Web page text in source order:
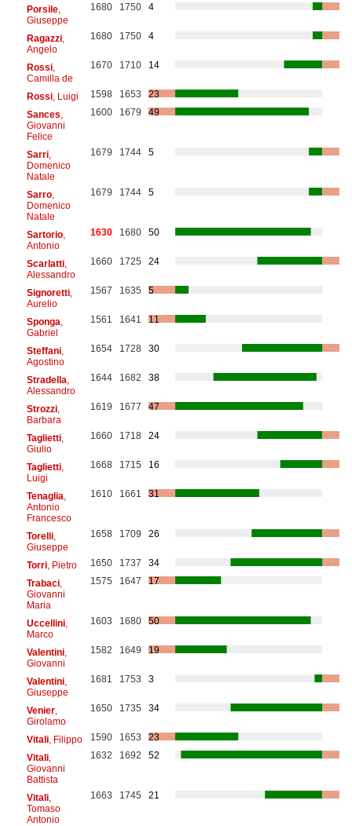
Porsile,
Giuseppe
1680 1750 4
Ragazzi,
Angelo
1680 1750 4
Rossi,
Camilla de
1670 1710 14
Rossi, Luigi 1598 1653
23
Sances
Giovanni
Felice
1600 1679 49
Sarri,
Domenico
Natale
1679 1744 5
Sarro,
Domenico
Natale
1679 1744 5
Sartorio,
Antonio
1630 1680 50
Scarlatti,
Alessandro
1660 1725 24
Signoretti,
Aurelio
1567 1635 5
Sponga
Gabriel
1561 1641 11
Steffani,
Agostino
1654 1728 30
Stradella
Alessandro
1644 1682 38
Strozzi,
Barbara
1619 1677 47
Taglietti,
Giulio
1660 1718 24
Taglietti,
Luigi
1668 1715 16
Tenaglia
Antonio
Francesco
1610 1661 31
Torelli,
Giuseppe
1658 1709 26
Torri, Pietro 1650 1737
34
Trabaci,
Giovanni
Maria
1575 1647 17
Uccellini,
Marco
1603 1680 50
Valentini,
Giovanni
1582 1649 19
Valentini,
Giuseppe
1681 1753 3
Venier,
Girolamo
1650 1735 34
Vitali, Filippo 1590 1653
23
Vitali,
Giovanni
Battista
1632 1692 52
Vitali,
Tomaso
Antonio
1663 1745 21